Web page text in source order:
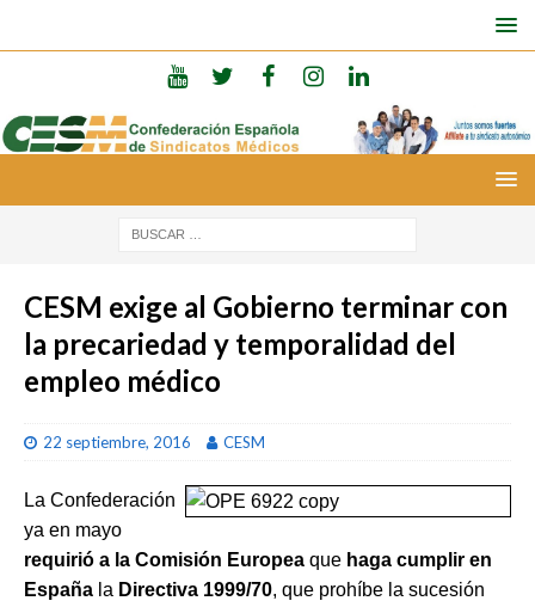
CESM exige al Gobierno terminar con
la precariedad y temporalidad del
empleo médico
22 septiembre, 2016 CESM
La Confederación
ya en mayo
requirió a la Comisión Europea que haga cumplir en
España la Directiva 1999/70, que prohíbe la sucesión